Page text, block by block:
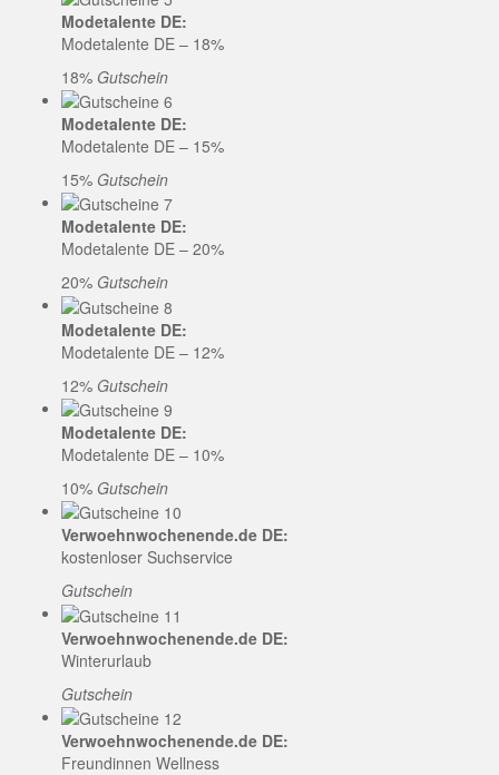
Modetalente DE:
Modetalente DE – 18%
18% Gutschein
Modetalente DE:
Modetalente DE – 15%
15% Gutschein
Modetalente DE:
Modetalente DE – 20%
20% Gutschein
Modetalente DE:
Modetalente DE – 12%
12% Gutschein
Modetalente DE:
Modetalente DE – 10%
10% Gutschein
Verwoehnwochenende.de DE:
kostenloser Suchservice
Gutschein
Verwoehnwochenende.de DE:
Winterurlaub
Gutschein
Verwoehnwochenende.de DE:
Freundinnen Wellness